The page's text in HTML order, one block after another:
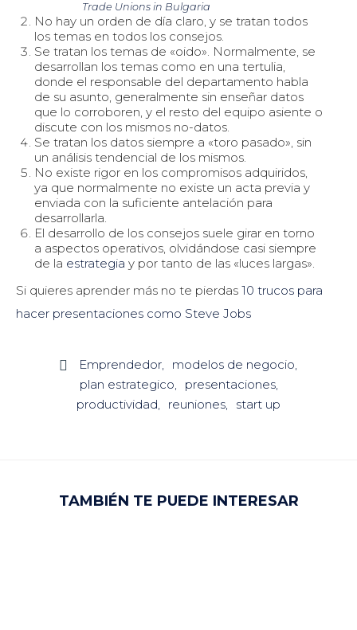
Trade Unions in Bulgaria
No hay un orden de día claro, y se tratan todos
los temas en todos los consejos.
Se tratan los temas de «oido». Normalmente, se
desarrollan los temas como en una tertulia,
donde el responsable del departamento habla
de su asunto, generalmente sin enseñar datos
que lo corroboren, y el resto del equipo asiente o
discute con los mismos no-datos.
Se tratan los datos siempre a «toro pasado», sin
un análisis tendencial de los mismos.
No existe rigor en los compromisos adquiridos,
ya que normalmente no existe un acta previa y
enviada con la suficiente antelación para
desarrollarla.
El desarrollo de los consejos suele girar en torno
a aspectos operativos, olvidándose casi siempre
de la estrategia y por tanto de las «luces largas».
Si quieres aprender más no te pierdas 10 trucos para
hacer presentaciones como Steve Jobs
 Emprendedor
modelos de negocio
plan estrategico
presentaciones
productividad
reuniones start up
TAMBIÉN TE PUEDE INTERESAR